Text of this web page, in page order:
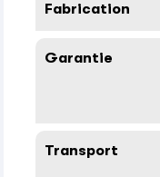
Fabrication
Garantie
Transport